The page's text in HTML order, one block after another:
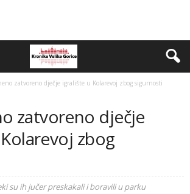
zatvoreno dječje igralište u Kolarevoj zbog sigurnosti
zatvoreno dječje
zbog
su ih jučer preskakali i boravili u parku